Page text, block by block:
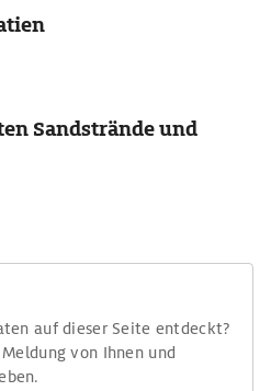
Sandstrände und
auf dieser Seite entdeckt?
von Ihnen und